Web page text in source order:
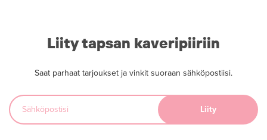
Liity tapsan kaveripiiriin
Saat parhaat tarjoukset ja vinkit suoraan sähköpostiisi.